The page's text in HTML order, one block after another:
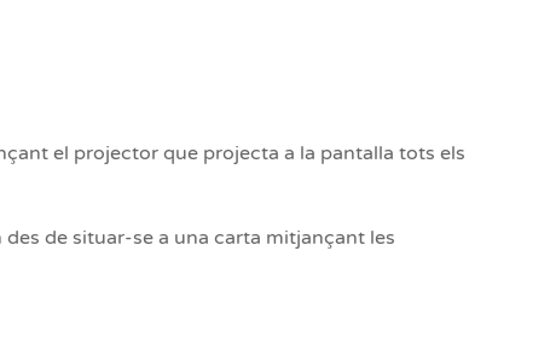
el projector que projecta a la pantalla tots els
de situar-se a una carta mitjançant les